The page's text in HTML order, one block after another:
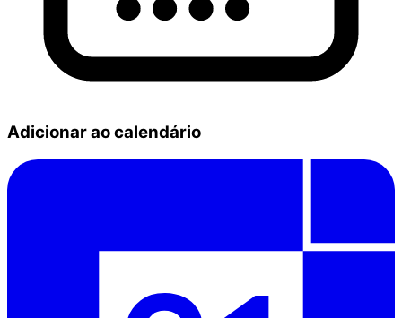
Adicionar ao calendário